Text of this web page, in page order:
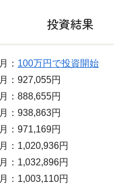
投資結果
： 100万円で投資開始
：927,055円
：888,655円
：938,863円
：971,169円
：1,020,936円
：1,032,896円
：1,003,110円